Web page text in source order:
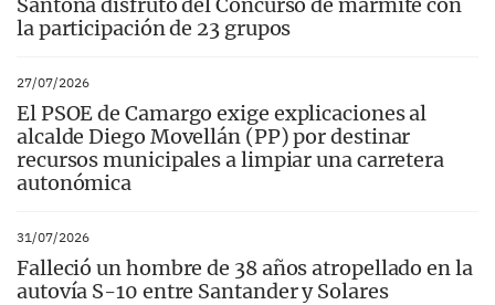
la participación de 23 grupos
27/07/2026
El PSOE de Camargo exige explicaciones al
alcalde Diego Movellán (PP) por destinar
recursos municipales a limpiar una carretera
autonómica
31/07/2026
Falleció un hombre de 38 años atropellado en la
autovía S-10 entre Santander y Solares